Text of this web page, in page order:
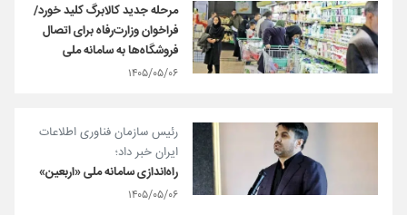
مرحله جدید کالابرگ کلید خورد/
فراخوان وزارت‌رفاه برای اتصال
فروشگاه‌ها به سامانه ملی
۱۴۰۵/۰۵/۰۶
رئیس سازمان فناوری اطلاعات
ایران خبر داد؛
راه‌اندازی سامانه ملی «اربعین»
۱۴۰۵/۰۵/۰۶